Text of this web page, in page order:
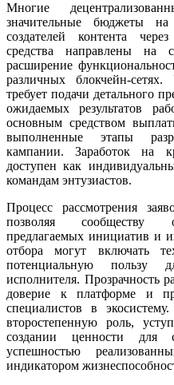
Многие
значительные бюджеты
создателей контента
средства направлены на
расширение
различных блокчейн-
требует подачи детального
ожидаемых результатов
основным средством
выполненные этапы
кампании. Заработок на
доступен как
командам энтузиастов.
Процесс рассмотрения
позволяя сообществу
предлагаемых инициатив и
отбора могут включать
потенциальную пользу
исполнителя. Прозрачность
доверие к платформе и
специалистов в
второстепенную роль,
создании ценности для
успешностью
индикатором